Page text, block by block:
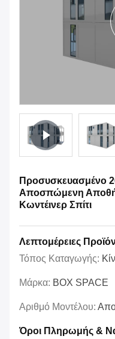
Προσυσκευασμένο
Αποσπώμενη
Κωντέινερ Σπίτι
Λεπτομέρειες
Τόπος Καταγωγής:
Μάρκα: BOX SPACE
Αριθμό Μοντέλου:
Όροι Πληρωμής &